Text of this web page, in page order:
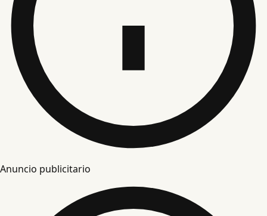
Anuncio publicitario